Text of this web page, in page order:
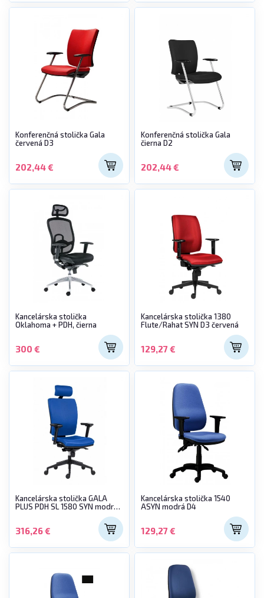
Konferenčná stolička Gala
červená D3
202,44 €
Konferenčná stolička Gala
čierna D2
202,44 €
Kancelárska stolička
Oklahoma + PDH, čierna
300 €
Kancelárska stolička 1380
Flute/Rahat SYN D3 červená
129,27 €
Kancelárska stolička GALA
PLUS PDH SL 1580 SYN modrá
316,26 €
Kancelárska stolička 1540
ASYN modrá D4
129,27 €